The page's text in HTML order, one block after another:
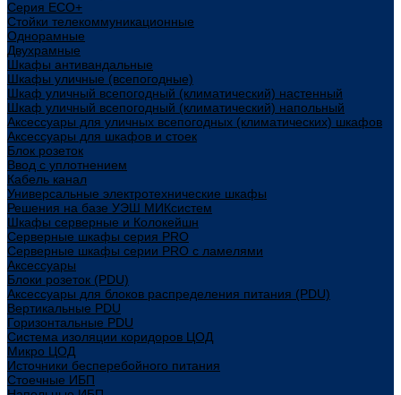
Серия ECO+
Стойки телекоммуникационные
Однорамные
Двухрамные
Шкафы антивандальные
Шкафы уличные (всепогодные)
Шкаф уличный всепогодный (климатический) настенный
Шкаф уличный всепогодный (климатический) напольный
Аксессуары для уличных всепогодных (климатических) шкафов
Аксессуары для шкафов и стоек
Блок розеток
Ввод с уплотнением
Кабель канал
Универсальные электротехнические шкафы
Решения на базе УЭШ МИКсистем
Шкафы серверные и Колокейшн
Серверные шкафы серия PRO
Серверные шкафы серии PRO с ламелями
Аксессуары
Блоки розеток (PDU)
Аксессуары для блоков распределения питания (PDU)
Вертикальные PDU
Горизонтальные PDU
Система изоляции коридоров ЦОД
Микро ЦОД
Источники бесперебойного питания
Стоечные ИБП